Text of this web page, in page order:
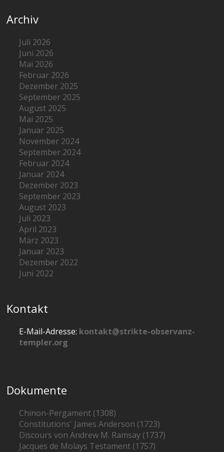
Archiv
Juli 2026
Juni 2026
Mai 2026
Februar 2026
Dezember 2025
September 2025
August 2025
Mai 2025
Januar 2025
November 2024
September 2024
Februar 2024
Januar 2024
Dezember 2023
September 2023
August 2023
Juli 2023
April 2023
März 2023
Januar 2023
Dezember 2022
Juni 2022
Kontakt
E-Mail-Adresse: kontakt@strikte-observanz-
templer.org
Dokumente
Chinon-Pergament (1308)
Constitutions' James Anderson (1723)
Discours von Andrew M. Ramsay (1737)
Jacques de Molays Testament (1757)